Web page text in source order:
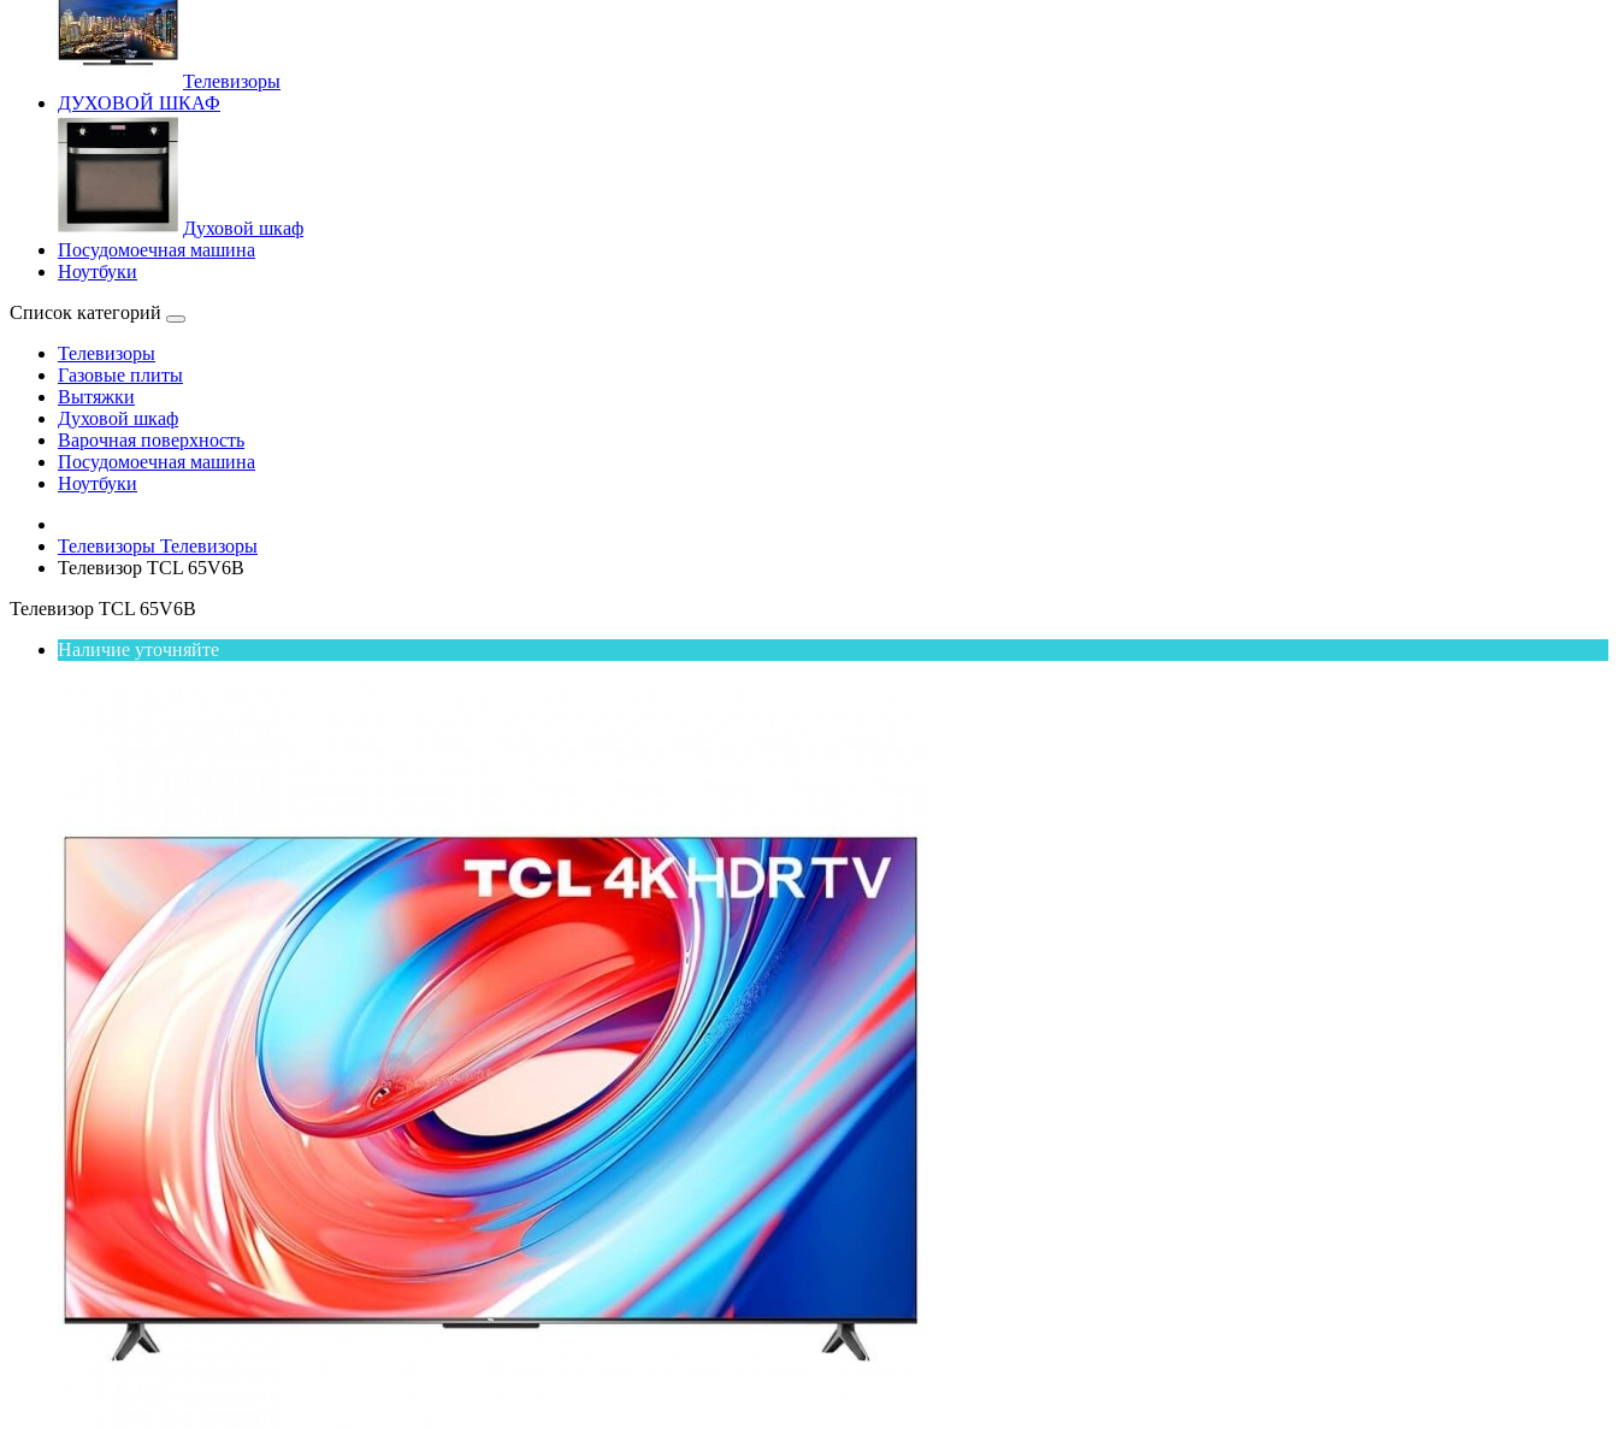
Телевизоры
ДУХОВОЙ ШКАФ
Духовой шкаф
Посудомоечная машина
Ноутбуки
Список категорий
Телевизоры
Газовые плиты
Вытяжки
Духовой шкаф
Варочная поверхность
Посудомоечная машина
Ноутбуки
Телевизоры Телевизоры
Телевизор TCL 65V6B
Телевизор TCL 65V6B
Наличие уточняйте